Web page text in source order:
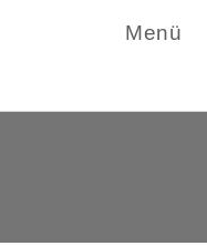
Menü